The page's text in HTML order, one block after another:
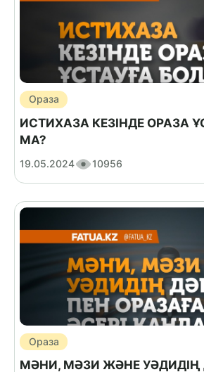
Ораза
ИСТИХАЗА КЕЗІНДЕ ОРАЗА
МА?
19.05.2024 10956
Ораза
МӘНИ, МӘЗИ ЖӘНЕ УӘДИДІҢ